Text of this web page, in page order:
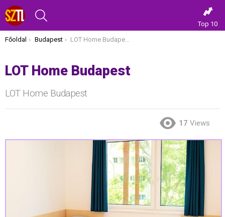
Top 10
Itt vagy most:
Főoldal Budapest LOT Home Budapest
LOT Home Budapest
LOT Home Budapest
17 Views